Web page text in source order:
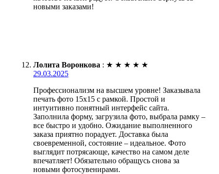
новыми заказами!
Лолита Воронкова : ★ ★ ★ ★ ★
29.03.2025
Профессионализм на высшем уровне! Заказывала
печать фото 15х15 с рамкой. Простой и
интуитивно понятный интерфейс сайта.
Заполнила форму, загрузила фото, выбрала рамку –
все быстро и удобно. Ожидание выполненного
заказа приятно порадует. Доставка была
своевременной, состояние – идеальное. Фото
выглядит потрясающе, качество на самом деле
впечатляет! Обязательно обращусь снова за
новыми фотосувенирами.